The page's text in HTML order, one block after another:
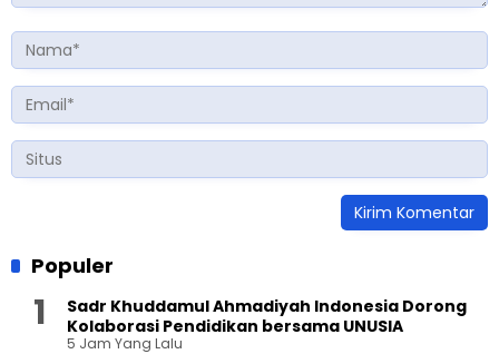
Populer
Sadr Khuddamul Ahmadiyah Indonesia Dorong
Kolaborasi Pendidikan bersama UNUSIA
5 Jam Yang Lalu